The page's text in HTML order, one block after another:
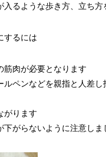
入るような歩き方、立ち方
するには
筋肉が必要となります
ルペンなどを親指と人差
がります
下がらないように注意しま